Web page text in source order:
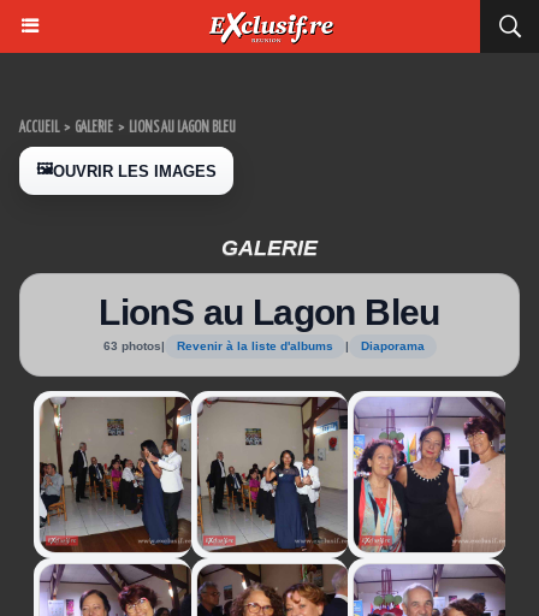
ACCUEIL > GALERIE > LIONS AU LAGON BLEU
🖼️OUVRIR LES IMAGES
GALERIE
LionS au Lagon Bleu
63 photos| Revenir à la liste d'albums | Diaporama